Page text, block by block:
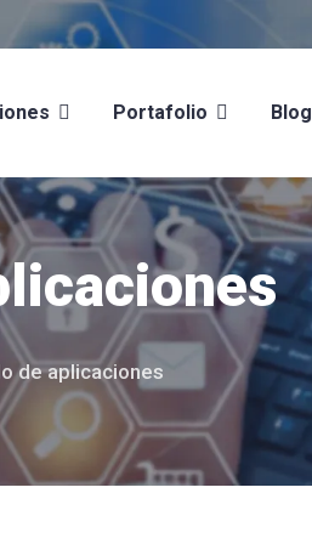
Portafolio Blog
de aplicaciones